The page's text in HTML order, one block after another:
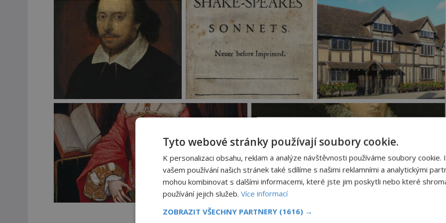
Tyto webové stránky používají soubory cookie.
K personalizaci obsahu, reklam a analýze návštěvnosti používáme soubory cookie.
vašem používání našich stránek také sdílíme s našimi reklamními a analytickými
mohou kombinovat s dalšími informacemi, které jste jim poskytli nebo které
používání jejich služeb. Více informací
ZOBRAZIT VŠECHNY PARTNERY (1616) →